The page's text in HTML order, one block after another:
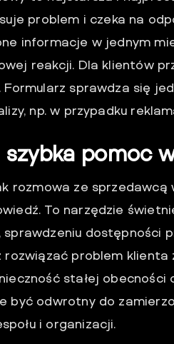
problem i czeka na
informacje w jednym
reakcji. Dla klientów
sprawdza się
np. w przypadku
pomoc
rozmowa ze
To narzędzie
sprawdzeniu dostępności
problem klienta
stałej obecności
być odwrotny do
i organizacji.